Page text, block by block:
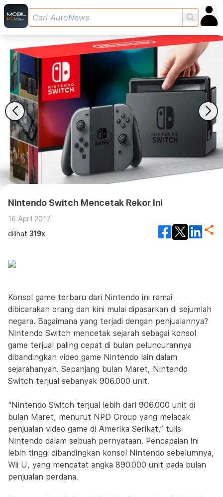
Nintendo Switch Mencetak Rekor Ini
16 April 2017
dilihat 319x
Konsol game terbaru dari Nintendo ini ramai
dibicarakan orang dan kini mulai dipasarkan di sejumlah
negara. Bagaimana yang terjadi dengan penjualannya?
Nintendo Switch mencetak sejarah sebagai konsol
game terjual paling cepat di bulan peluncurannya
dibandingkan video game Nintendo lain dalam
sejarahanyah. Sepanjang bulan Maret, Nintendo
Switch terjual sebanyak 906.000 unit.
“Nintendo Switch terjual lebih dari 906.000 unit di
bulan Maret, menurut NPD Group yang melacak
penjualan video game di Amerika Serikat,” tulis
Nintendo dalam sebuah pernyataan. Pencapaian ini
lebih tinggi dibandingkan konsol Nintendo sebelumnya,
Wii U, yang mencatat angka 890.000 unit pada bulan
penjualan perdana.